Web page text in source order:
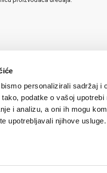
personalizirali sadržaj i
podatke o vašoj
i analizu, a oni ih mogu
upotrebljavali njihove usluge.
plaćanja kreditnim karticama/Uvjeti